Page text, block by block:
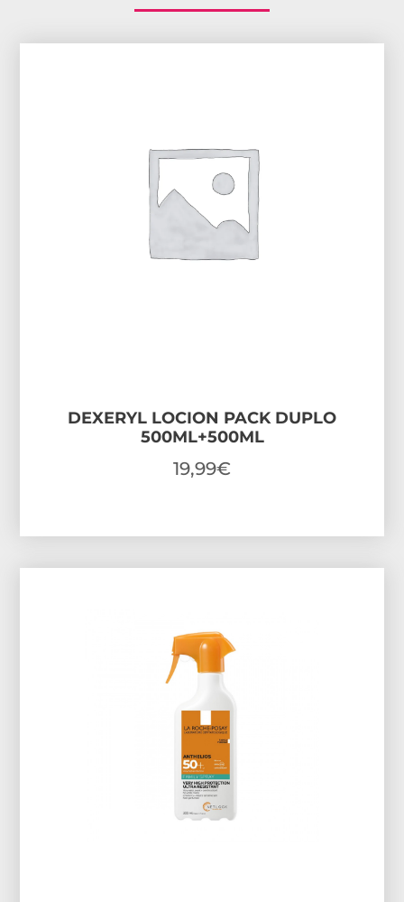
DEXERYL LOCION PACK DUPLO
500ML+500ML
19,99€